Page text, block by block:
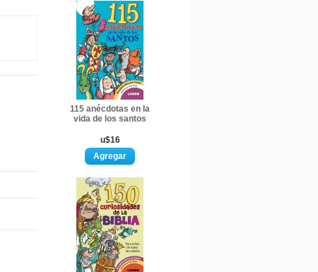
115 anécdotas en la
vida de los santos
u$16